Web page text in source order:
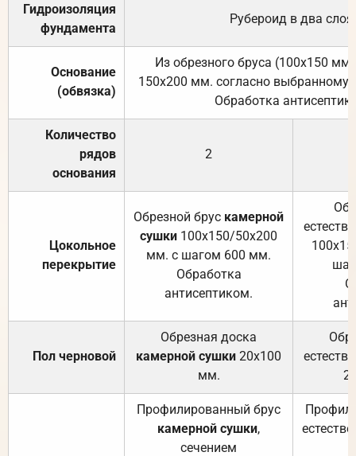
Гидроизоляция
фундамента
Рубероид в два слоя.
Основание
(обвязка)
Из обрезного бруса (100х150
150х200 мм. согласно выбранному
Обработка
Количество
рядов
основания
2
Цокольное
перекрытие
Обрезной брус камерной
сушки 100х150/50х200
мм. с шагом 600 мм.
Обработка
антисептиком.
Пол черновой
Обрезная доска
камерной сушки 20х100
мм.
Профилированный брус
камерной сушки,
сечением